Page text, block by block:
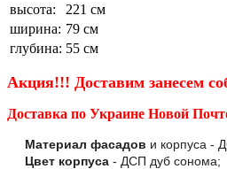
высота:
221 см
ширина: 79 см
глубина: 55 см
Акция!!! Доставим занесем
Доставка по Украине Новой
Материал фасадов и корпуса -
Цвет корпуса - ДСП дуб сонома;